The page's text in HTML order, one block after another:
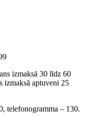
izmaksā 30 līdz 60
izmaksā aptuveni 25
telefonogramma – 130.